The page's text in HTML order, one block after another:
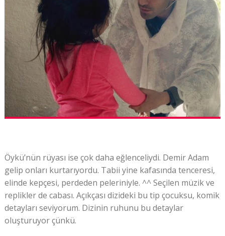
Öykü’nün rüyası ise çok daha eğlenceliydi. Demir Adam
gelip onları kurtarıyordu. Tabii yine kafasında tenceresi,
elinde kepçesi, perdeden peleriniyle. ^^ Seçilen müzik ve
replikler de cabası. Açıkçası dizideki bu tip çocuksu, komik
detayları seviyorum. Dizinin ruhunu bu detaylar
oluşturuyor çünkü.